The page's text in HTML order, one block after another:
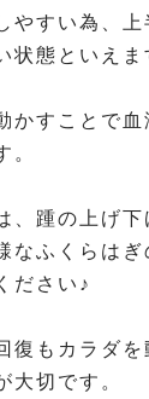
やすい為、
状態といえま
かすことで
。
、踵の上げ下
なふくらはぎ
ださい♪
復もカラダを
大切です。